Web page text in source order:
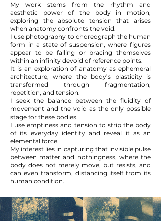
My work stems from the rhythm and
aesthetic power of the body in motion,
exploring the absolute tension that arises
when anatomy confronts the void.
I use photography to choreograph the human
form in a state of suspension, where figures
appear to be falling or bracing themselves
within an infinity devoid of reference points.
It is an exploration of anatomy as ephemeral
architecture, where the body’s plasticity is
transformed through fragmentation,
repetition, and tension.
I seek the balance between the fluidity of
movement and the void as the only possible
stage for these bodies.
I use emptiness and tension to strip the body
of its everyday identity and reveal it as an
elemental force.
My interest lies in capturing that invisible pulse
between matter and nothingness, where the
body does not merely move, but resists, and
can even transform, distancing itself from its
human condition.